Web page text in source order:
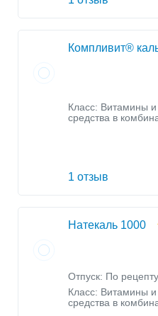
Компливит®
Класс: Витамины
средства в
1 отзыв
Натекаль 1000
Отпуск: По рецепту
Класс: Витамины
средства в